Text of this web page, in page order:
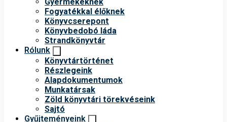
Gyermekeknek
Fogyatékkal élőknek
Könyvcserepont
Könyvbedobó láda
Strandkönyvtár
Rólunk
Könyvtártörténet
Részlegeink
Alapdokumentumok
Munkatársak
Zöld könyvtári törekvéseink
Sajtó
Gyűjteményeink